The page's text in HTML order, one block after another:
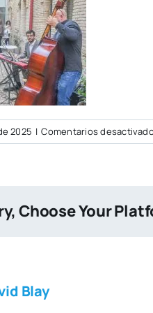
2025 | Comentarios
Choose Your
Blay